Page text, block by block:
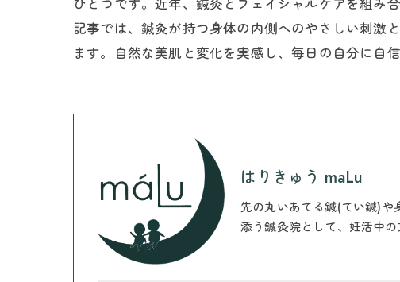
ひとつです。近年、鍼灸とフェイシャルケアを組み
記事では、鍼灸が持つ身体の内側へのやさしい刺激
ます。自然な美肌と変化を実感し、毎日の自分に自
はりきゅう maLu
先の丸いあてる鍼(てい鍼)や
添う鍼灸院として、妊活中